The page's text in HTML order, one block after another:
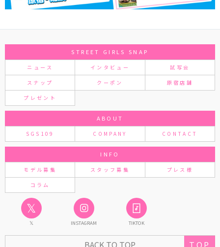
STREET GIRLS SNAP
ニュース インタビュー 試写会
スナップ クーポン 原宿店舗
プレゼント
ABOUT
SGS109 COMPANY CONTACT
INFO
モデル募集 スタッフ募集 プレス様
コラム
𝕏
𝕏 INSTAGRAM TIKTOK
BACK TO TOP TOP